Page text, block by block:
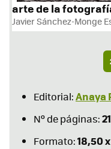
arte de la
Javier Sánchez-Monge
Editorial:Anaya
Nº de páginas:
Formato:18,50